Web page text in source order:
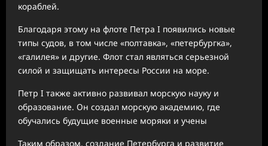
кораблей.
Благодаря этому на флоте Петра I появились новые
типы судов, в том числе «полтавка», «петербургка»,
«галилея» и другие. Флот стал являться серьезной
силой и защищать интересы России на море.
Петр I также активно развивал морскую науку и
образование. Он создал морскую академию, где
обучались будущие военные моряки и учены
Таким образом, создание Петербурга и развитие